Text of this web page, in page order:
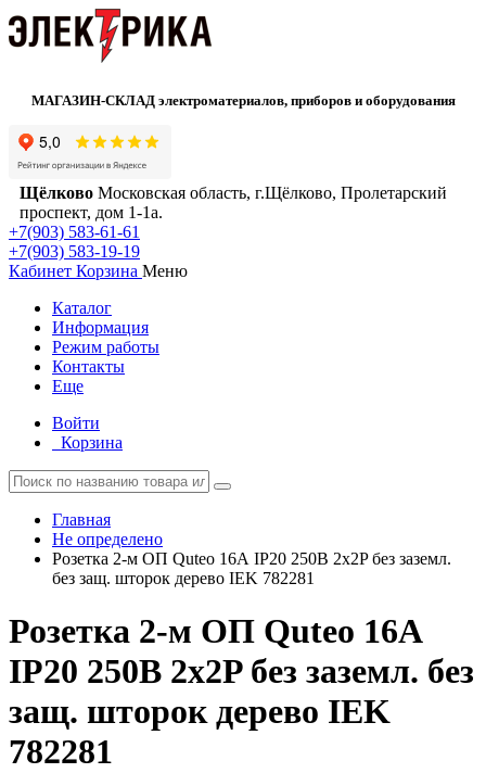
МАГАЗИН-СКЛАД электроматериалов, приборов и оборудования
Щёлково Московская область, г.Щёлково, Пролетарский
проспект, дом 1‑1а.
+7(903) 583-61-61
+7(903) 583-19-19
Кабинет Корзина Меню
Каталог
Информация
Режим работы
Контакты
Еще
Войти
Корзина
Главная
Не определено
Розетка 2-м ОП Quteo 16А IP20 250В 2х2P без заземл.
без защ. шторок дерево IEK 782281
Розетка 2-м ОП Quteo 16А
IP20 250В 2х2P без заземл. без
защ. шторок дерево IEK
782281